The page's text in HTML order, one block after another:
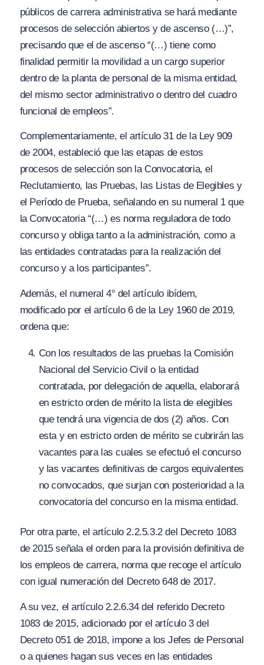
públicos de carrera administrativa se hará mediante
procesos de selección abiertos y de ascenso (…)”,
precisando que el de ascenso “(…) tiene como
finalidad permitir la movilidad a un cargo superior
dentro de la planta de personal de la misma entidad,
del mismo sector administrativo o dentro del cuadro
funcional de empleos”.
Complementariamente, el artículo 31 de la Ley 909
de 2004, estableció que las etapas de estos
procesos de selección son la Convocatoria, el
Reclutamiento, las Pruebas, las Listas de Elegibles y
el Período de Prueba, señalando en su numeral 1 que
la Convocatoria“(…) es norma reguladora de todo
concurso y obliga tanto a la administración, como a
las entidades contratadas para la realización del
concurso y a los participantes”.
Además, el numeral 4° del artículo ibídem,
modificado por el artículo 6 de la Ley 1960 de 2019,
ordena que:
Con los resultados de las pruebas la Comisión
Nacional del Servicio Civil o la entidad
contratada, por delegación de aquella, elaborará
en estricto orden de mérito la lista de elegibles
que tendrá una vigencia de dos (2) años. Con
esta y en estricto orden de mérito se cubrirán las
vacantes para las cuales se efectuó el concurso
y las vacantes definitivas de cargos equivalentes
no convocados, que surjan con posterioridad a la
convocatoria del concurso en la misma entidad.
Por otra parte, el artículo 2.2.5.3.2 del Decreto 1083
de 2015 señala el orden para la provisión definitiva de
los empleos de carrera, norma que recoge el artículo
con igual numeración del Decreto 648 de 2017.
A su vez, el artículo 2.2.6.34 del referido Decreto
1083 de 2015, adicionado por el artículo 3 del
Decreto 051 de 2018, impone a los Jefes de Personal
o a quienes hagan sus veces en las entidades